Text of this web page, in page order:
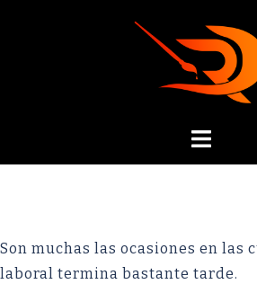
Son muchas las ocasiones en las
laboral termina bastante tarde.